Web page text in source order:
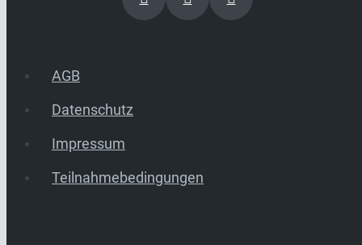
AGB
Datenschutz
Impressum
Teilnahmebedingungen